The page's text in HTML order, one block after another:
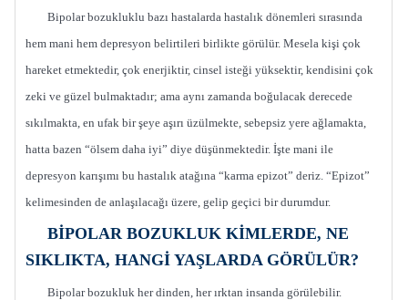
Bipolar bozukluklu bazı hastalarda hastalık dönemleri sırasında
hem mani hem depresyon belirtileri birlikte görülür. Mesela kişi çok
hareket etmektedir, çok enerjiktir, cinsel isteği yüksektir, kendisini çok
zeki ve güzel bulmaktadır; ama aynı zamanda boğulacak derecede
sıkılmakta, en ufak bir şeye aşırı üzülmekte, sebepsiz yere ağlamakta,
hatta bazen “ölsem daha iyi” diye düşünmektedir. İşte mani ile
depresyon karışımı bu hastalık atağına “karma epizot” deriz. “Epizot”
kelimesinden de anlaşılacağı üzere, gelip geçici bir durumdur.
BİPOLAR BOZUKLUK KİMLERDE, NE
SIKLIKTA, HANGİ YAŞLARDA GÖRÜLÜR?
Bipolar bozukluk her dinden, her ırktan insanda görülebilir.